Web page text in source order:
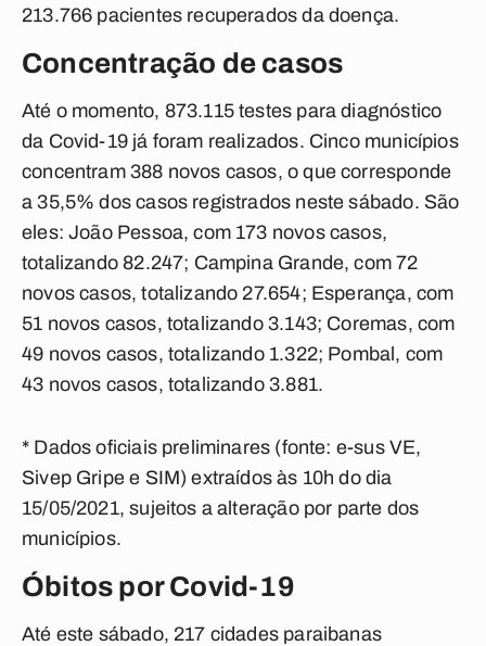
213.766 pacientes recuperados da doença.
Concentração de casos
Até o momento, 873.115 testes para diagnóstico
da Covid-19 já foram realizados. Cinco municípios
concentram 388 novos casos, o que corresponde
a 35,5% dos casos registrados neste sábado. São
eles: João Pessoa, com 173 novos casos,
totalizando 82.247; Campina Grande, com 72
novos casos, totalizando 27.654; Esperança, com
51 novos casos, totalizando 3.143; Coremas, com
49 novos casos, totalizando 1.322; Pombal, com
43 novos casos, totalizando 3.881.
* Dados oficiais preliminares (fonte: e-sus VE,
Sivep Gripe e SIM) extraídos às 10h do dia
15/05/2021, sujeitos a alteração por parte dos
municípios.
Óbitos por Covid-19
Até este sábado, 217 cidades paraibanas